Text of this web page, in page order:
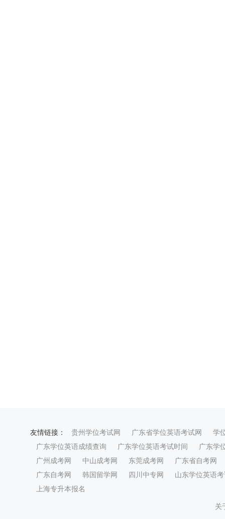
友情链接： 贵州学位考试网 广东省学位英语考试网
学
广东学位英语成绩查询
广东学位英语考试时间
广东学
广州成考网
中山成考网 东莞成考网
广东省自考网
广东自考网
韩国留学网 四川中专网
山东学位英语
上海专升本报名
关